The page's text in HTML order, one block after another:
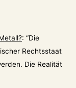
: “Die
Rechtsstaat
Die Realität